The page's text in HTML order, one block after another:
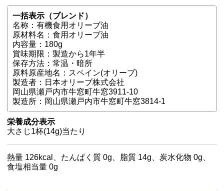
一括表示（ブレンド）
名称：有機食用オリーブ油
原材料名：食用オリーブ油
内容量：180g
賞味期限：製造から1年半
保存方法：常温・暗所
原料原産地名：スペイン(オリーブ)
製造者：日本オリーブ株式会社
岡山県瀬戸内市牛窓町牛窓3911-10
製造所：岡山県瀬戸内市牛窓町牛窓3814-1
栄養成分表示
大さじ1杯(14g)当たり
熱量 126kcal、たんぱく質 0g、脂質 14g、炭水化物 0g、
食塩相当量 0g